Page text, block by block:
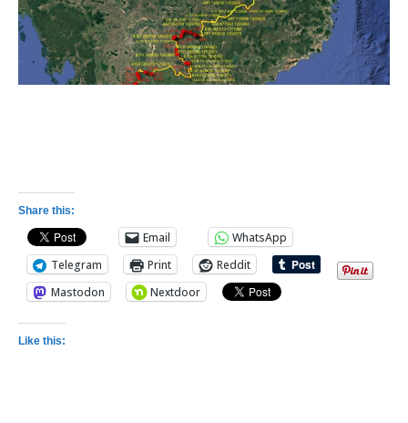
Share this:
Email
WhatsApp
Telegram
Print
Reddit
Mastodon
Nextdoor
Like this: